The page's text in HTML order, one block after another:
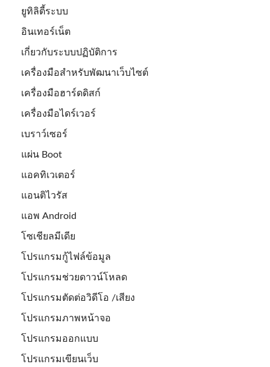
ยูทิลิตี้ระบบ
อินเทอร์เน็ต
เกี่ยวกับระบบปฏิบัติการ
เครื่องมือสำหรับพัฒนาเว็บไซต์
เครื่องมือฮาร์ดดิสก์
เครื่องมือไดร์เวอร์
เบราว์เซอร์
แผ่น Boot
แอคทิเวเตอร์
แอนติไวรัส
แอพ Android
โซเชียลมีเดีย
โปรแกรมกู้ไฟล์ข้อมูล
โปรแกรมช่วยดาวน์โหลด
โปรแกรมตัดต่อวิดีโอ /เสียง
โปรแกรมภาพหน้าจอ
โปรแกรมออกแบบ
โปรแกรมเขียนเว็บ